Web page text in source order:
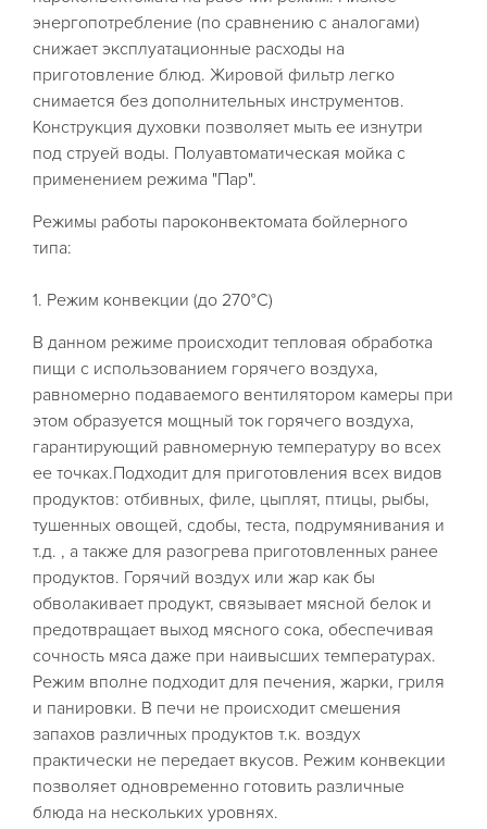
энергопотребление (по сравнению с аналогами)
снижает эксплуатационные расходы на
приготовление блюд. Жировой фильтр легко
снимается без дополнительных инструментов.
Конструкция духовки позволяет мыть ее изнутри
под струей воды. Полуавтоматическая мойка с
применением режима "Пар".
Режимы работы пароконвектомата бойлерного
типа:
1. Режим конвекции (до 270°С)
В данном режиме происходит тепловая обработка
пищи с использованием горячего воздуха,
равномерно подаваемого вентилятором камеры при
этом образуется мощный ток горячего воздуха,
гарантирующий равномерную температуру во всех
ее точках.Подходит для приготовления всех видов
продуктов: отбивных, филе, цыплят, птицы, рыбы,
тушенных овощей, сдобы, теста, подрумянивания и
т.д. , а также для разогрева приготовленных ранее
продуктов. Горячий воздух или жар как бы
обволакивает продукт, связывает мясной белок и
предотвращает выход мясного сока, обеспечивая
сочность мяса даже при наивысших температурах.
Режим вполне подходит для печения, жарки, гриля
и панировки. В печи не происходит смешения
запахов различных продуктов т.к. воздух
практически не передает вкусов. Режим конвекции
позволяет одновременно готовить различные
блюда на нескольких уровнях.